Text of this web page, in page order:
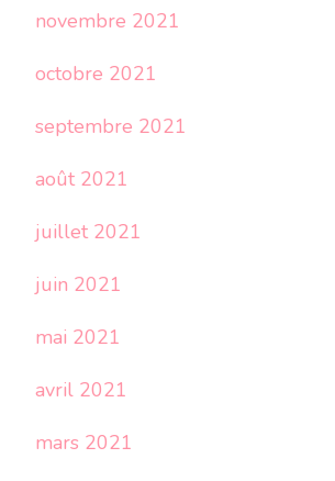
novembre 2021
octobre 2021
septembre 2021
août 2021
juillet 2021
juin 2021
mai 2021
avril 2021
mars 2021